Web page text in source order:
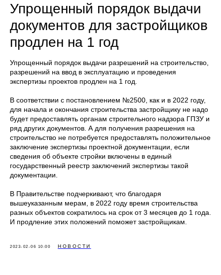
Упрощенный порядок выдачи
документов для застройщиков
продлен на 1 год
Упрощенный порядок выдачи разрешений на строительство,
разрешений на ввод в эксплуатацию и проведения
экспертизы проектов продлен на 1 год.
В соответствии с постановлением №2500, как и в 2022 году,
для начала и окончания строительства застройщику не надо
будет предоставлять органам строительного надзора ГПЗУ и
ряд других документов. А для получения разрешения на
строительство не потребуется предоставлять положительное
заключение экспертизы проектной документации, если
сведения об объекте стройки включены в единый
государственный реестр заключений экспертизы такой
документации.
В Правительстве подчеркивают, что благодаря
вышеуказанным мерам, в 2022 году время строительства
разных объектов сократилось на срок от 3 месяцев до 1 года.
И продление этих положений поможет застройщикам.
2023-02-06 10:00 НОВОСТИ